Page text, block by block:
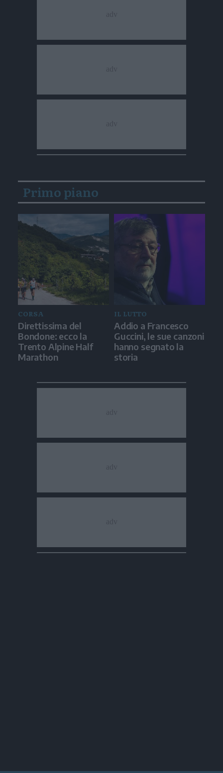
Primo piano
CORSA
Direttissima del
Bondone: ecco la
Trento Alpine Half
Marathon
IL LUTTO
Addio a Francesco
Guccini, le sue canzoni
hanno segnato la
storia